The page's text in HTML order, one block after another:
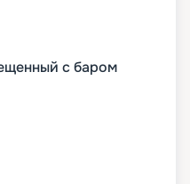
с баром